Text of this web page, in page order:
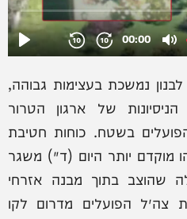
נמשכת בעצימות גבוהה,
של ארגון הטרור
בשטח. כוחות חטיבת
בפיקוד אוגדה 91 זיהו מוקדם יותר היום (ד׳) משגר
שהוצב בתוך מבנה אזרחי
צה״ל הפועלים מדרום לקו